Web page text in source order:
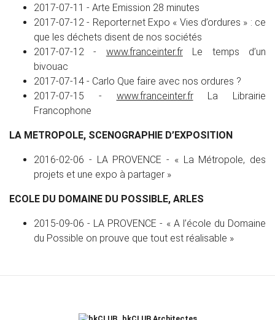
2017-07-11 - Arte Emission 28 minutes
2017-07-12 - Reporter.net Expo « Vies d’ordures » : ce
que les déchets disent de nos sociétés
2017-07-12 - www.franceinter.frLe temps d’un
bivouac
2017-07-14 - Carlo Que faire avec nos ordures ?
2017-07-15 - www.franceinter.frLa Librairie
Francophone
LA METROPOLE, SCENOGRAPHIE D’EXPOSITION
2016-02-06 - LA PROVENCE - « La Métropole, des
projets et une expo à partager »
ECOLE DU DOMAINE DU POSSIBLE, ARLES
2015-09-06 - LA PROVENCE - « A l’école du Domaine
du Possible on prouve que tout est réalisable »